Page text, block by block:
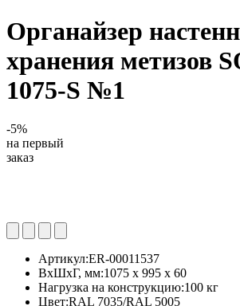
Органайзер
хранения метизов
1075-S №1
-5%
на первый
заказ
Артикул:ER-00011537
ВхШхГ, мм:1075 x 995 x 60
Нагрузка на конструкцию:100 кг
Цвет:RAL 7035/RAL 5005